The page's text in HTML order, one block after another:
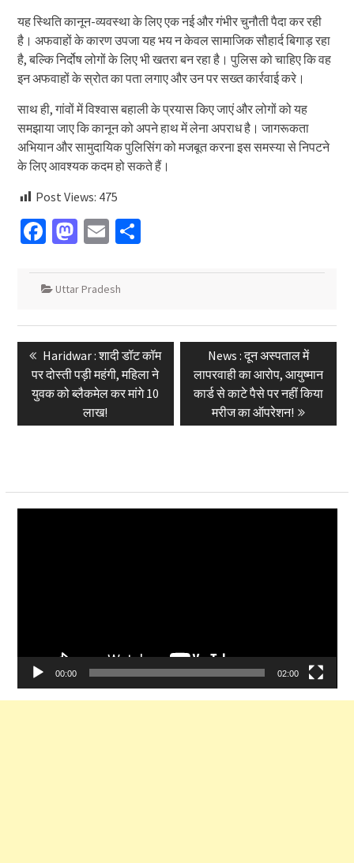
यह स्थिति कानून-व्यवस्था के लिए एक नई और गंभीर चुनौती पैदा कर रही
है। अफवाहों के कारण उपजा यह भय न केवल सामाजिक सौहार्द बिगाड़ रहा
है, बल्कि निर्दोष लोगों के लिए भी खतरा बन रहा है। पुलिस को चाहिए कि वह
इन अफवाहों के स्रोत का पता लगाए और उन पर सख्त कार्रवाई करे।
साथ ही, गांवों में विश्वास बहाली के प्रयास किए जाएं और लोगों को यह
समझाया जाए कि कानून को अपने हाथ में लेना अपराध है। जागरूकता
अभियान और सामुदायिक पुलिसिंग को मजबूत करना इस समस्या से निपटने
के लिए आवश्यक कदम हो सकते हैं।
Post Views: 475
Facebook
Mastodon
EmailShare
Uttar Pradesh
Post
navigation
Previous
post:
Haridwar : शादी डॉट कॉम
पर दोस्ती पड़ी महंगी, महिला ने
युवक को ब्लैकमेल कर मांगे 10
लाख!
Next
post:
News : दून अस्पताल में
लापरवाही का आरोप, आयुष्मान
कार्ड से काटे पैसे पर नहीं किया
मरीज का ऑपरेशन!
00:00 02:00